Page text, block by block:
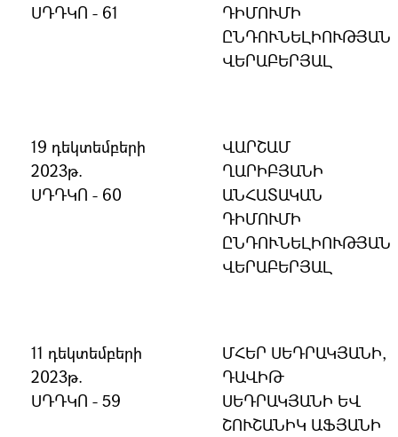
ՍԴԴԿՈ - 61
ԴԻՄՈՒՄԻ
ԸՆԴՈՒՆԵԼԻՈՒԹՅԱՆ
ՎԵՐԱԲԵՐՅԱԼ
19 դեկտեմբերի
2023թ.
ՍԴԴԿՈ - 60
ՎԱՐՇԱՄ
ՂԱՐԻԲՅԱՆԻ
ԱՆՀԱՏԱԿԱՆ
ԴԻՄՈՒՄԻ
ԸՆԴՈՒՆԵԼԻՈՒԹՅԱՆ
ՎԵՐԱԲԵՐՅԱԼ
11 դեկտեմբերի
2023թ.
ՍԴԴԿՈ - 59
ՄՀԵՐ ՍԵԴՐԱԿՅԱՆԻ,
ԴԱՎԻԹ
ՍԵԴՐԱԿՅԱՆԻ ԵՎ
ՇՈՒՇԱՆԻԿ ԱՖՅԱՆԻ